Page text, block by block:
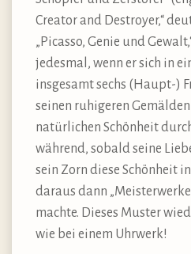
Creator and Destroyer,“
„Picasso, Genie und
jedesmal, wenn er sich in
insgesamt sechs (Haupt-)
seinen ruhigeren
natürlichen Schönheit
während, sobald seine
sein Zorn diese Schönheit
daraus dann
machte. Dieses Muster
wie bei einem Uhrwerk!